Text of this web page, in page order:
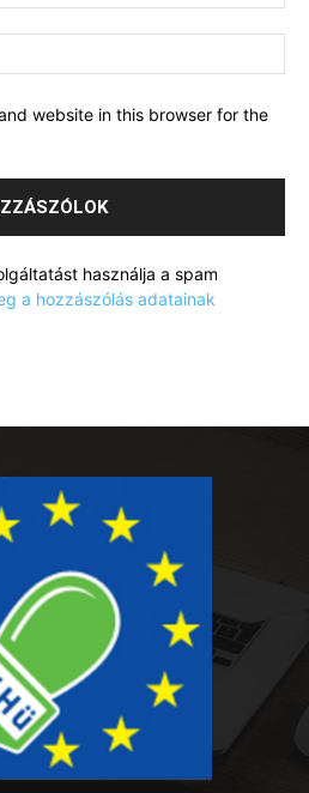
website in this browser for the
használja a spam
a hozzászólás adatainak